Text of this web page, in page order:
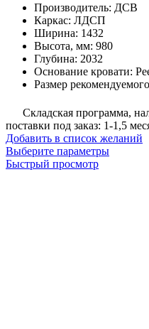
11,479
Производитель: ДСВ
Каркас: ЛДСП
Ширина: 1432
Высота, мм: 980
Глубина: 2032
Основание кровати:
Размер
Складская программа,
поставки под заказ: 1-1,5
Добавить в список желаний
Выберите параметрыЭтот
Быстрый просмотр